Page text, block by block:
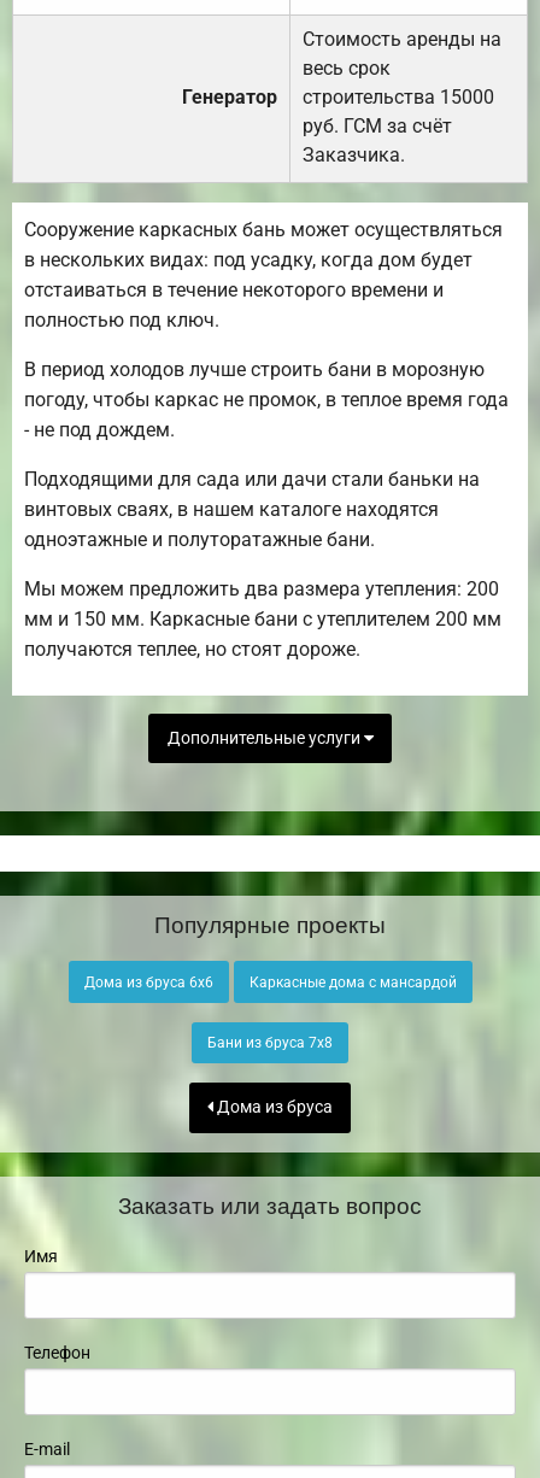
Генератор
Стоимость аренды на
весь срок
строительства 15000
руб. ГСМ за счёт
Заказчика.
Сооружение каркасных бань может осуществляться
в нескольких видах: под усадку, когда дом будет
отстаиваться в течение некоторого времени и
полностью под ключ.
В период холодов лучше строить бани в морозную
погоду, чтобы каркас не промок, в теплое время года
- не под дождем.
Подходящими для сада или дачи стали баньки на
винтовых сваях, в нашем каталоге находятся
одноэтажные и полуторатажные бани.
Мы можем предложить два размера утепления: 200
мм и 150 мм. Каркасные бани с утеплителем 200 мм
получаются теплее, но стоят дороже.
Дополнительные услуги
Популярные проекты
Дома из бруса 6х6 Каркасные дома с мансардой
Бани из бруса 7х8
Дома из бруса
Заказать или задать вопрос
Имя
Телефон
E-mail